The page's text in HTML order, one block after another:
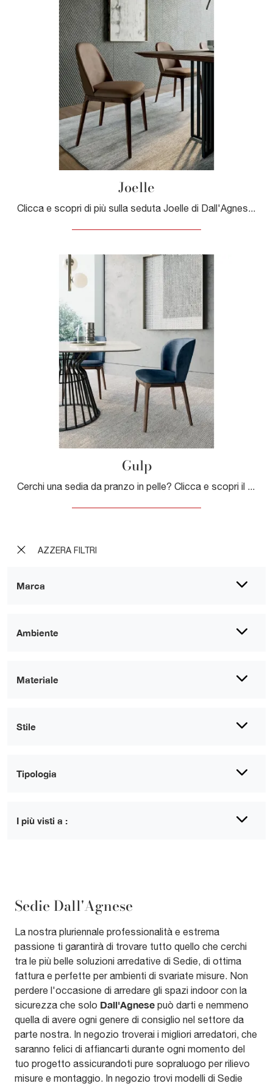
AZZERA FILTRI
Marca
Ambiente
Materiale
Stile
Tipologia
I più visti a :
Joelle
Gulp
Sedie Dall'Agnese
La nostra pluriennale professionalità e estrema
passione ti garantirà di trovare tutto quello che cerchi
tra le più belle soluzioni arredative di Sedie, di ottima
fattura e perfette per ambienti di svariate misure. Non
perdere l'occasione di arredare gli spazi indoor con la
sicurezza che solo Dall'Agnese può darti e nemmeno
quella di avere ogni genere di consiglio nel settore da
parte nostra. In negozio troverai i migliori arredatori, che
saranno felici di affiancarti durante ogni momento del
tuo progetto assicurandoti pure sopraluogo per rilievo
misure e montaggio. In negozio trovi modelli di Sedie